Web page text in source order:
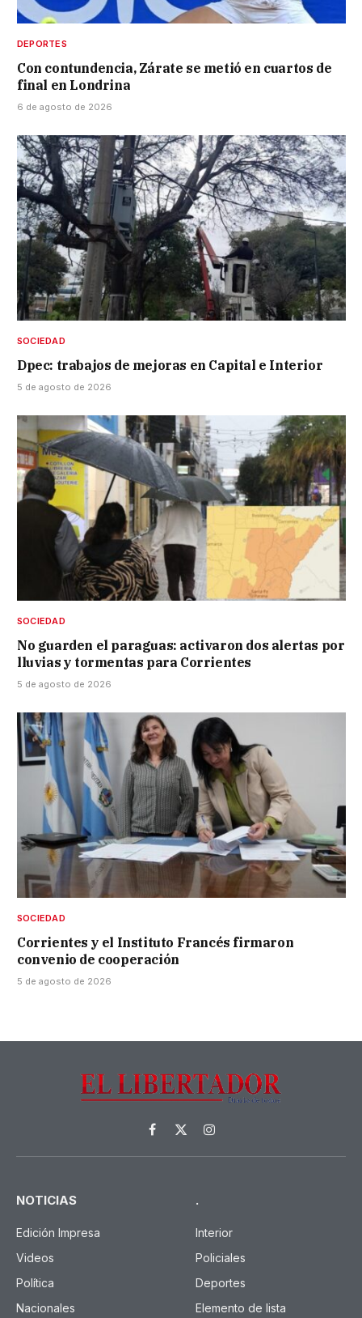
DEPORTES
Con contundencia, Zárate se metió en cuartos de
final en Londrina
6 de agosto de 2026
SOCIEDAD
Dpec: trabajos de mejoras en Capital e Interior
5 de agosto de 2026
SOCIEDAD
No guarden el paraguas: activaron dos alertas por
lluvias y tormentas para Corrientes
5 de agosto de 2026
SOCIEDAD
Corrientes y el Instituto Francés firmaron
convenio de cooperación
5 de agosto de 2026
Facebook
X
(Twitter)
Instagram
NOTICIAS
Edición Impresa
Videos
Política
Nacionales
.
Interior
Policiales
Deportes
Elemento de lista